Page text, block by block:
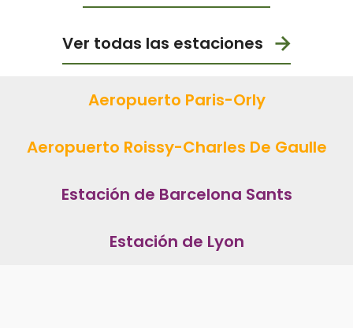
Ver todas las estaciones
Aeropuerto Paris-Orly
Aeropuerto Roissy-Charles De Gaulle
Estación de Barcelona Sants
Estación de Lyon